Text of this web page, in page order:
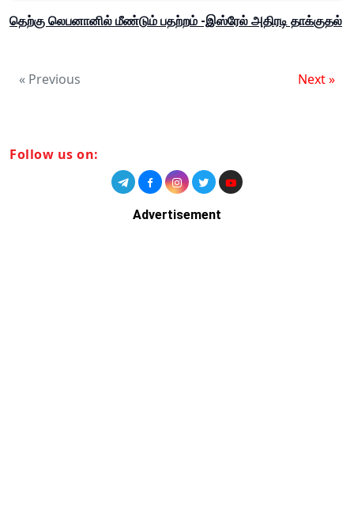
தெற்கு லெபனானில் மீண்டும் பதற்றம் -இஸ்ரேல் அதிரடி தாக்குதல்
« Previous Next »
Follow us on:
Advertisement